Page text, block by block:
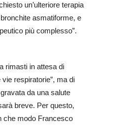
un’ulteriore terapia
asmatiforme, e
più complesso”.
rimasti in attesa di
respiratorie”, ma di
da una salute
breve. Per questo,
che modo Francesco